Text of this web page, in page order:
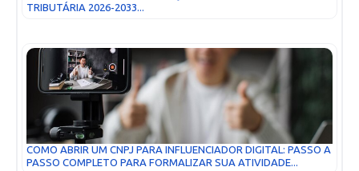
TRIBUTÁRIA 2026-2033...
COMO ABRIR UM CNPJ PARA INFLUENCIADOR DIGITAL: PASSO A
PASSO COMPLETO PARA FORMALIZAR SUA ATIVIDADE...